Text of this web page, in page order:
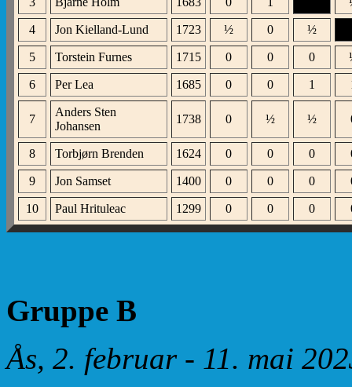
4 Jon Kielland-Lund 1723 ½ 0 ½
5 Torstein Furnes 1715 0 0 0
6 Per Lea 1685 0 0 1
7
Anders Sten
Johansen
1738 0 ½ ½
8 Torbjørn Brenden 1624 0 0 0
9 Jon Samset 1400 0 0 0
10 Paul Hrituleac 1299 0 0 0
Gruppe B
Ås, 2. februar - 11. mai